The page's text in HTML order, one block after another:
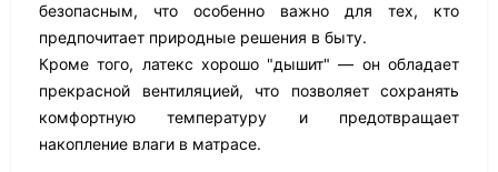
безопасным, что особенно важно для тех, кто
предпочитает природные решения в быту.
Кроме того, латекс хорошо "дышит" — он обладает
прекрасной вентиляцией, что позволяет сохранять
комфортную температуру и предотвращает
накопление влаги в матрасе.